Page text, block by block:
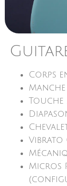
Corps
Touche
Micros